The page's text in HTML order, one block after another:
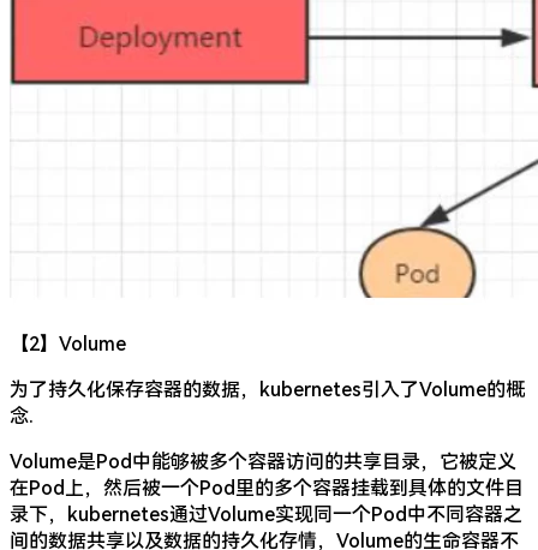
【2】Volume
为了持久化保存容器的数据，kubernetes引入了Volume的概
念.
Volume是Pod中能够被多个容器访问的共享目录，它被定义
在Pod上，然后被一个Pod里的多个容器挂载到具体的文件目
录下，kubernetes通过Volume实现同一个Pod中不同容器之
间的数据共享以及数据的持久化存情，Volume的生命容器不